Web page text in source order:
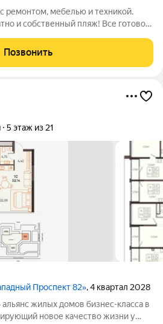
ремонтом, мебелью и техникой.
и собственный пляж! Все готово!
шведская линия площадью 800
Позвонить
5 этаж из 21
Проспект 82», 4 квартал 2028
новое качество жизни у